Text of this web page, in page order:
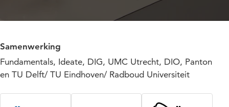
Samenwerking
Fundamentals, Ideate, DIG, UMC Utrecht, DIO, Panton
en TU Delft/ TU Eindhoven/ Radboud Universiteit